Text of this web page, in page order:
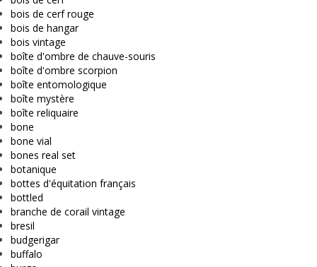
bois de cerf rouge
bois de hangar
bois vintage
boîte d'ombre de chauve-souris
boîte d'ombre scorpion
boîte entomologique
boîte mystère
boîte reliquaire
bone
bone vial
bones real set
botanique
bottes d'équitation français
bottled
branche de corail vintage
bresil
budgerigar
buffalo